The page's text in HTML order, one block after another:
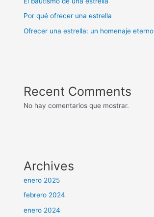
Por qué ofrecer una estrella
Ofrecer una estrella: un homenaje eterno
Recent Comments
No hay comentarios que mostrar.
Archives
enero 2025
febrero 2024
enero 2024